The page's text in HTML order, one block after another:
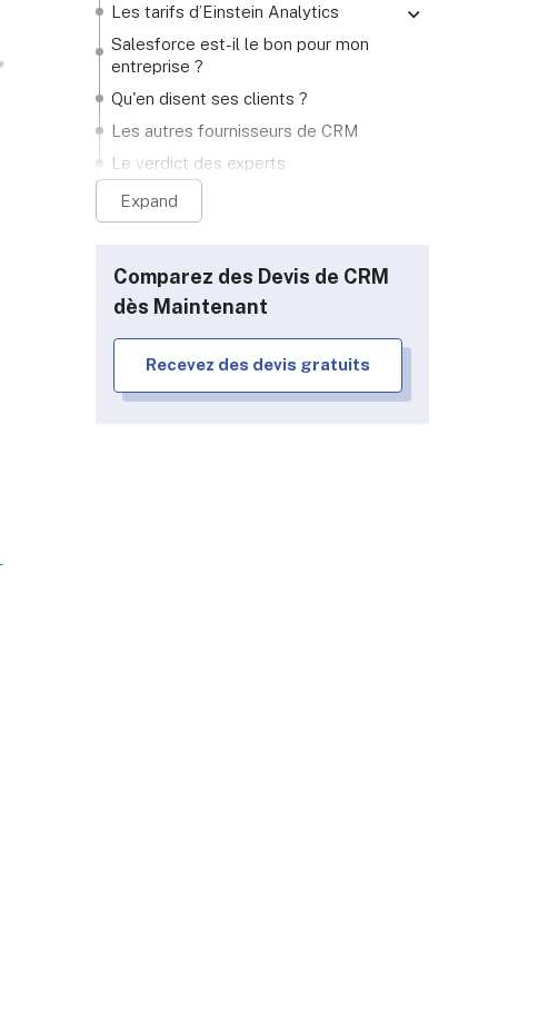
Salesforce Professional
Salesforce Enterprise
Salesforce Unlimited
Pardot
Par e-mail, mobile et web
Les tarifs d’Einstein Analytics
Einstein Predictions
Einstein Analytics Growth
Einstein Analytics Plus
Salesforce est-il le bon pour mon
entreprise ?
Qu'en disent ses clients ?
Les autres fournisseurs de CRM
Le verdict des experts
Expand
Comparez des Devis de CRM
dès Maintenant
Recevez des devis gratuits